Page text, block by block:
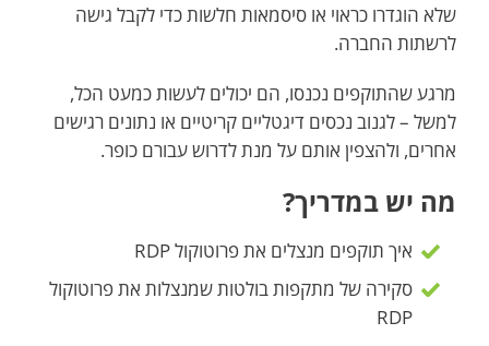
שלא הוגדרו כראוי או סיסמאות חלשות כדי לקבל גישה
לרשתות החברה.
מרגע שהתוקפים נכנסו, הם יכולים לעשות כמעט הכל,
למשל – לגנוב נכסים דיגטליים קריטיים או נתונים רגישים
אחרים, ולהצפין אותם על מנת לדרוש עבורם כופר.
מה יש במדריך?
איך תוקפים מנצלים את פרוטוקול RDP
סקירה של מתקפות בולטות שמנצלות את פרוטוקול
RDP